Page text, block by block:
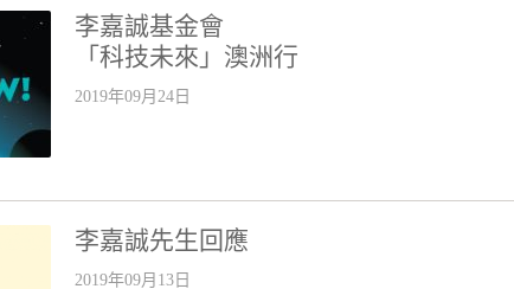
李嘉誠基金會
「科技未來」澳洲行
2019年09月24日
李嘉誠先生回應
2019年09月13日